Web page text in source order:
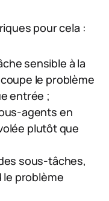
pour cela :
sensible à la
le problème
entrée ;
agents en
plutôt que
sous-tâches,
le problème